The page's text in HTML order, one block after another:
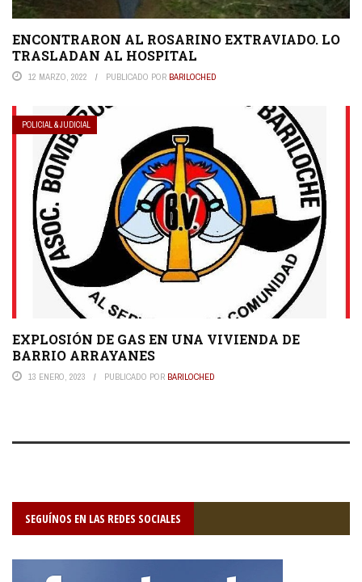
ENCONTRARON AL ROSARINO EXTRAVIADO. LO
TRASLADAN AL HOSPITAL
12 MARZO, 2022 PUBLICADO POR BARILOCHED
POLICIAL & JUDICIAL
EXPLOSIÓN DE GAS EN UNA VIVIENDA DE
BARRIO ARRAYANES
13 ENERO, 2023 PUBLICADO POR BARILOCHED
SEGUÍNOS EN LAS REDES SOCIALES